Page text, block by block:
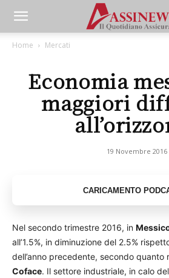
Home Mercati
Economia
maggiori
19 Novembre 2016
Nel secondo trimestre 2016, in
all’1.5%, in diminuzione del 2.5%
dell’anno precedente, secondo quanto
Coface. Il settore industriale, in calo